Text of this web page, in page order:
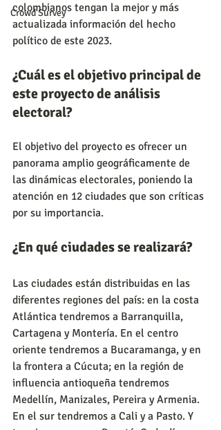
Crowd Survey
colombianos tengan la mejor y más
actualizada información del hecho
político de este 2023.
¿Cuál es el objetivo principal de
este proyecto de análisis
electoral?
El objetivo del proyecto es ofrecer un
panorama amplio geográficamente de
las dinámicas electorales, poniendo la
atención en 12 ciudades que son críticas
por su importancia.
¿En qué ciudades se realizará?
Las ciudades están distribuidas en las
diferentes regiones del país: en la costa
Atlántica tendremos a Barranquilla,
Cartagena y Montería. En el centro
oriente tendremos a Bucaramanga, y en
la frontera a Cúcuta; en la región de
influencia antioqueña tendremos
Medellín, Manizales, Pereira y Armenia.
En el sur tendremos a Cali y a Pasto. Y